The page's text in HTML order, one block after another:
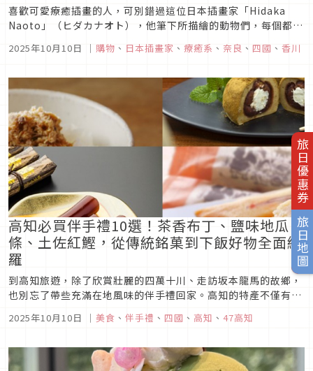
旅日優惠券
旅日地圖
喜歡可愛療癒插畫的人，可別錯過這位日本插畫家「Hidaka
Naoto」（ヒダカナオト），他筆下所描繪的動物們，每個都有
眼神較兇狠的感覺，但放在他的插畫動物角色上，卻意外的療癒
2025年10月10日 ｜ 購物 、 日本插畫家 、 療癒系 、 奈良 、 四國 、 香川
高知必買伴手禮10選！茶香布丁、鹽味地瓜
條、土佐紅鰹，從傳統銘菓到下飯好物全面網
羅
到高知旅遊，除了欣賞壯麗的四萬十川、走訪坂本龍馬的故鄉，
也別忘了帶些充滿在地風味的伴手禮回家。高知的特產不僅有土
食品。從昭和時期沿襲至今的傳統點心、茶香濃郁的大人系甜
的風土與職人精神。
2025年10月10日 ｜ 美食 、 伴手禮 、 四國 、 高知 、 47高知